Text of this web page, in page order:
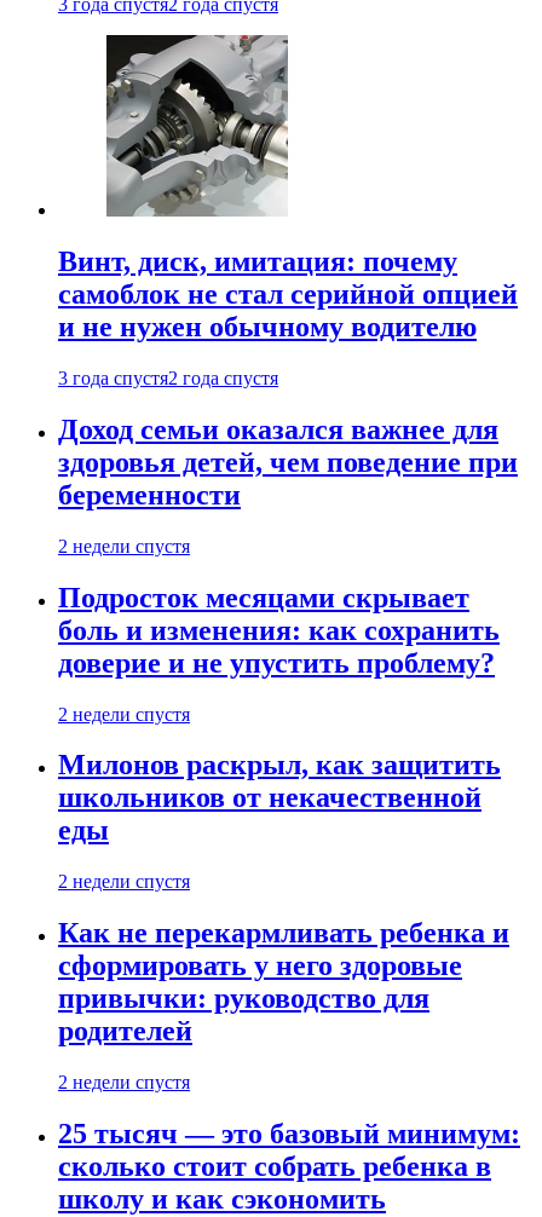
3 года спустя2 года спустя
Винт, диск, имитация: почему
самоблок не стал серийной опцией
и не нужен обычному водителю
3 года спустя2 года спустя
Доход семьи оказался важнее для
здоровья детей, чем поведение при
беременности
2 недели спустя
Подросток месяцами скрывает
боль и изменения: как сохранить
доверие и не упустить проблему?
2 недели спустя
Милонов раскрыл, как защитить
школьников от некачественной
еды
2 недели спустя
Как не перекармливать ребенка и
сформировать у него здоровые
привычки: руководство для
родителей
2 недели спустя
25 тысяч — это базовый минимум:
сколько стоит собрать ребенка в
школу и как сэкономить